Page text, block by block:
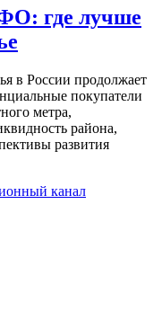
где лучше
в России продолжает
покупатели
метра,
района,
развития
канал